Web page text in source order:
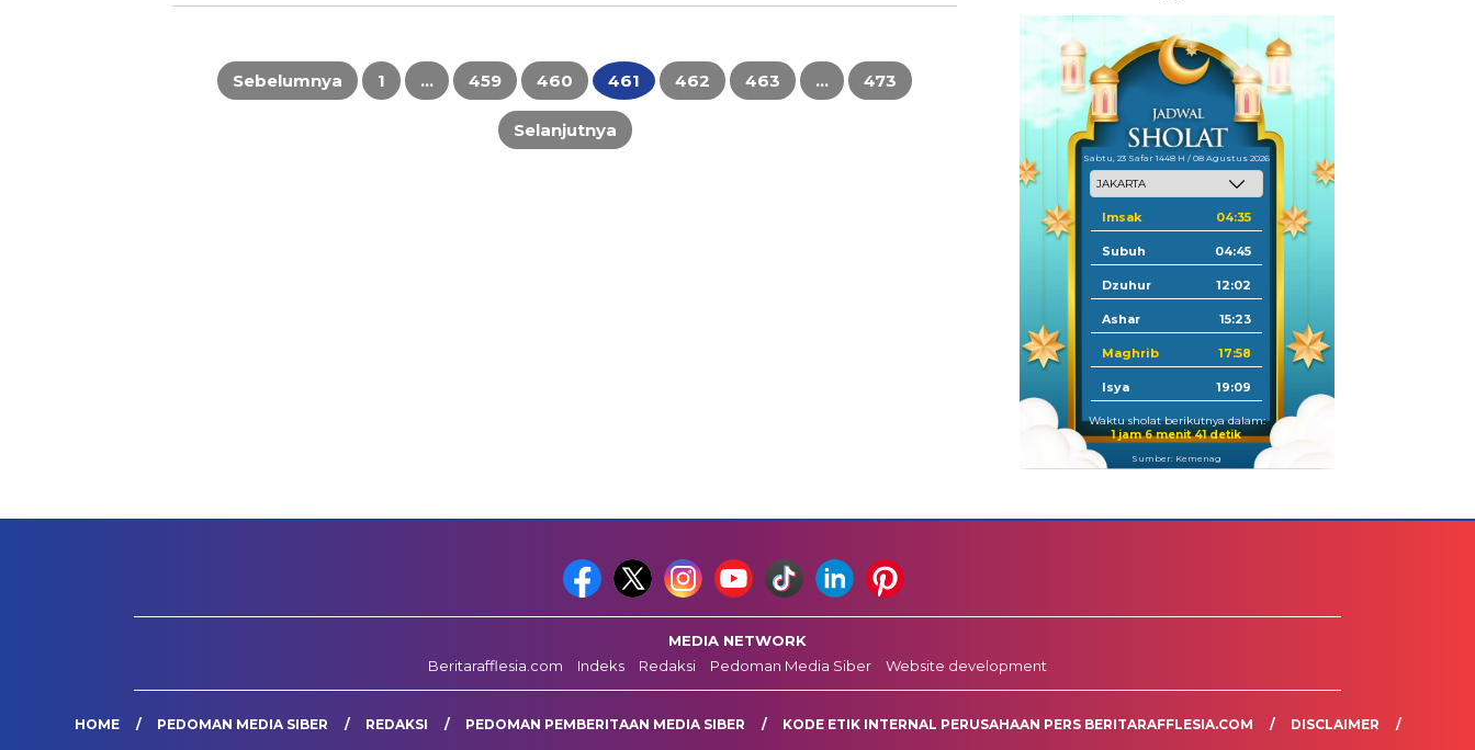
Paginasi
pos Sebelumnya 1 … 459 460 461 462 463 … 473
Selanjutnya
Sabtu, 23 Safar 1448 H / 08 Agustus 2026
Imsak 04:35
Subuh 04:45
Dzuhur 12:02
Ashar 15:23
Maghrib 17:58
Isya 19:09
Waktu sholat berikutnya dalam:
1 jam 6 menit 40 detik
Sumber: Kemenag
MEDIA NETWORK
Beritarafflesia.com
Indeks Redaksi Pedoman Media Siber Website development
HOME PEDOMAN MEDIA SIBER REDAKSI PEDOMAN PEMBERITAAN MEDIA SIBER KODE ETIK INTERNAL PERUSAHAAN PERS BERITARAFFLESIA.COM DISCLAIMER